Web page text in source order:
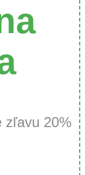
zľavu 20%